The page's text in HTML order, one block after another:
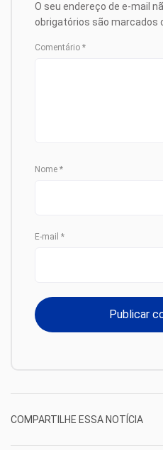
O seu endereço de e-mail
obrigatórios são marcados
Comentário *
Nome *
E-mail *
COMPARTILHE ESSA NOTÍCIA